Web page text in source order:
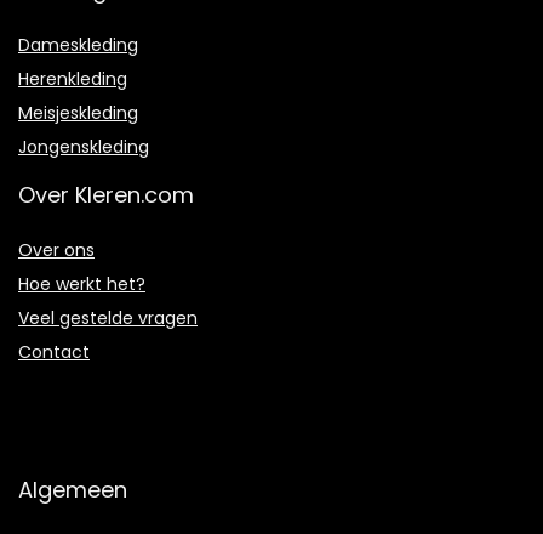
Dameskleding
Herenkleding
Meisjeskleding
Jongenskleding
Over Kleren.com
Over ons
Hoe werkt het?
Veel gestelde vragen
Contact
Algemeen